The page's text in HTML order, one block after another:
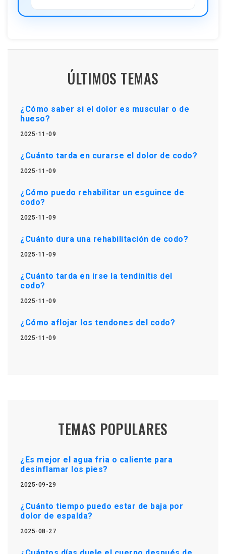
ÚLTIMOS TEMAS
¿Cómo saber si el dolor es muscular o de
hueso?
2025-11-09
¿Cuánto tarda en curarse el dolor de codo?
2025-11-09
¿Cómo puedo rehabilitar un esguince de
codo?
2025-11-09
¿Cuánto dura una rehabilitación de codo?
2025-11-09
¿Cuánto tarda en irse la tendinitis del
codo?
2025-11-09
¿Cómo aflojar los tendones del codo?
2025-11-09
TEMAS POPULARES
¿Es mejor el agua fria o caliente para
desinflamar los pies?
2025-09-29
¿Cuánto tiempo puedo estar de baja por
dolor de espalda?
2025-08-27